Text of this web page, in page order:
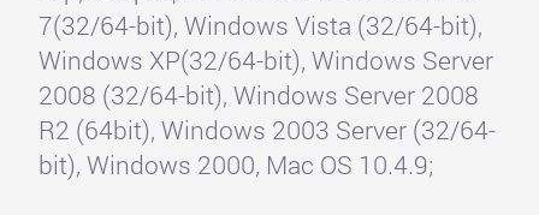
7(32/64-bit), Windows Vista (32/64-bit),
Windows XP(32/64-bit), Windows Server
2008 (32/64-bit), Windows Server 2008
R2 (64bit), Windows 2003 Server (32/64-
bit), Windows 2000, Mac OS 10.4.9;